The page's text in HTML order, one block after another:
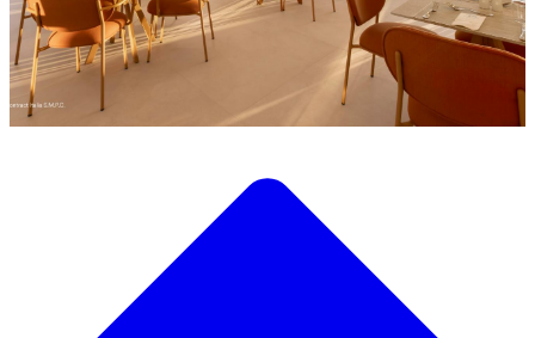
Scopri la nostra ampia selezione di mobili di design